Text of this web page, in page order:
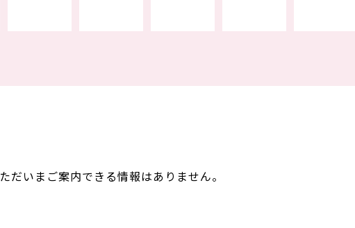
ただいまご案内できる情報はありません。